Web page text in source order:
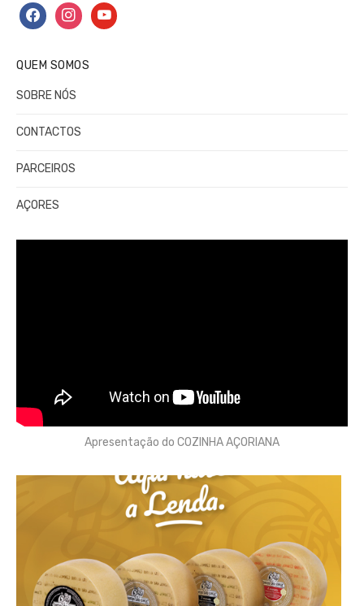
facebookinstagramyoutube
QUEM SOMOS
SOBRE NÓS
CONTACTOS
PARCEIROS
AÇORES
Apresentação do COZINHA AÇORIANA